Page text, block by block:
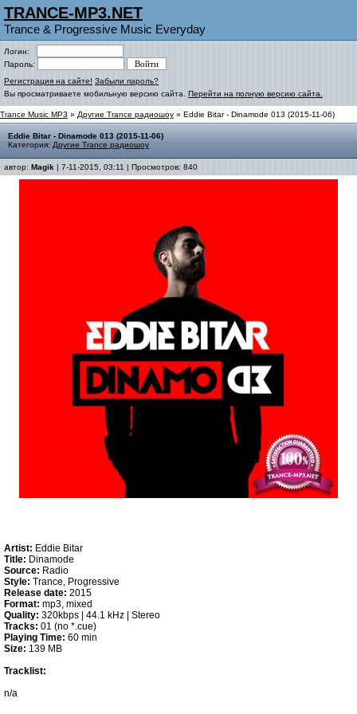
TRANCE-MP3.NET
Trance & Progressive Music Everyday
Логин:
Пароль:
Регистрация на сайте! Забыли пароль?
Вы просматриваете мобильную версию сайта. Перейти на полную версию сайта.
Trance Music MP3 » Другие Trance радиошоу » Eddie Bitar - Dinamode 013 (2015-11-06)
Eddie Bitar - Dinamode 013 (2015-11-06)
Категория: Другие Trance радиошоу
автор: Magik | 7-11-2015, 03:11 | Просмотров: 840
Artist: Eddie Bitar
Title: Dinamode
Source: Radio
Style: Trance, Progressive
Release date: 2015
Format: mp3, mixed
Quality: 320kbps | 44.1 kHz | Stereo
Tracks: 01 (no *.cue)
Playing Time: 60 min
Size: 139 MB
Tracklist:
n/a